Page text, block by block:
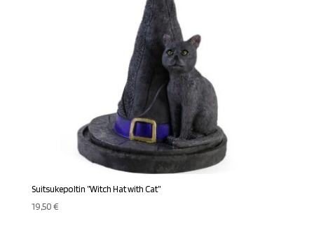
Suitsukepoltin ”Witch Hat with Cat”
19,50€